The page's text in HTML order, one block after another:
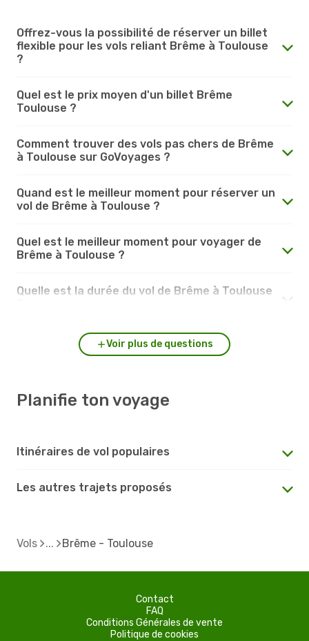
Offrez-vous la possibilité de réserver un billet
flexible pour les vols reliant Brême à Toulouse
?
Quel est le prix moyen d'un billet Brême
Toulouse ?
Comment trouver des vols pas chers de Brême
à Toulouse sur GoVoyages ?
Quand est le meilleur moment pour réserver un
vol de Brême à Toulouse ?
Quel est le meilleur moment pour voyager de
Brême à Toulouse ?
Quelle est la durée du vol de Brême à Toulouse
Voir plus de questions
Planifie ton voyage
Itinéraires de vol populaires
Les autres trajets proposés
Vols Brême - Toulouse
Contact
FAQ
Conditions Générales de vente
Politique de cookies